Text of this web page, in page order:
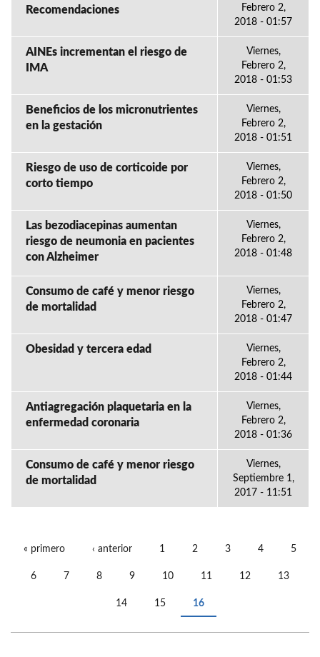
Recomendaciones
Febrero 2,
2018 - 01:57
AINEs incrementan el riesgo de
IMA
Viernes,
Febrero 2,
2018 - 01:53
Beneficios de los micronutrientes
en la gestación
Viernes,
Febrero 2,
2018 - 01:51
Riesgo de uso de corticoide por
corto tiempo
Viernes,
Febrero 2,
2018 - 01:50
Las bezodiacepinas aumentan
riesgo de neumonia en pacientes
con Alzheimer
Viernes,
Febrero 2,
2018 - 01:48
Consumo de café y menor riesgo
de mortalidad
Viernes,
Febrero 2,
2018 - 01:47
Obesidad y tercera edad
Viernes,
Febrero 2,
2018 - 01:44
Antiagregación plaquetaria en la
enfermedad coronaria
Viernes,
Febrero 2,
2018 - 01:36
Consumo de café y menor riesgo
de mortalidad
Viernes,
Septiembre 1,
2017 - 11:51
« primero ‹ anterior 1 2 3 4 5
6 7 8 9 10 11 12 13
14 15 16